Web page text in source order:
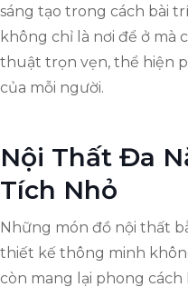
sáng tạo trong cách bài
không chỉ là nơi để ở mà
thuật trọn vẹn, thể hiện
của mỗi người.
Nội Thất Đa
Tích Nhỏ
Những món đồ nội thất
thiết kế thông minh
còn mang lại phong cách